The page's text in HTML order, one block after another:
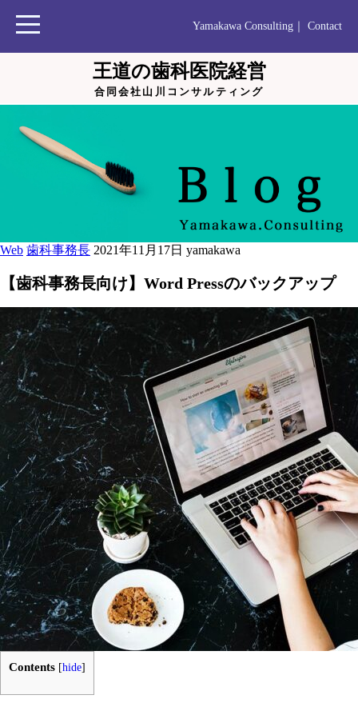
Yamakawa Consulting Contact
王道の歯科医院経営
合同会社山川コンサルティング
Web 歯科事務長 2021年11月17日 yamakawa
【歯科事務長向け】Word Pressのバックアップ
Contents [hide]